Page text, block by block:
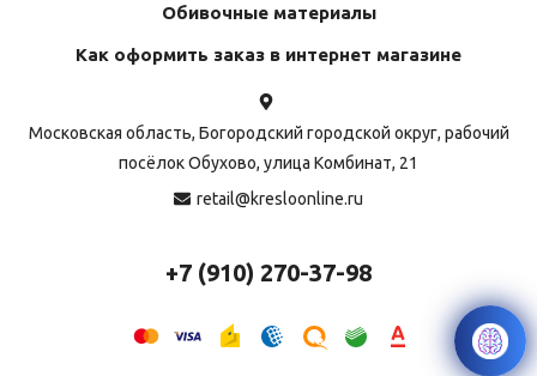
Обивочные материалы
Как оформить заказ в интернет магазине
Московская область, Богородский городской округ, рабочий
посёлок Обухово, улица Комбинат, 21
retail@kresloonline.ru
+7 (910) 270-37-98